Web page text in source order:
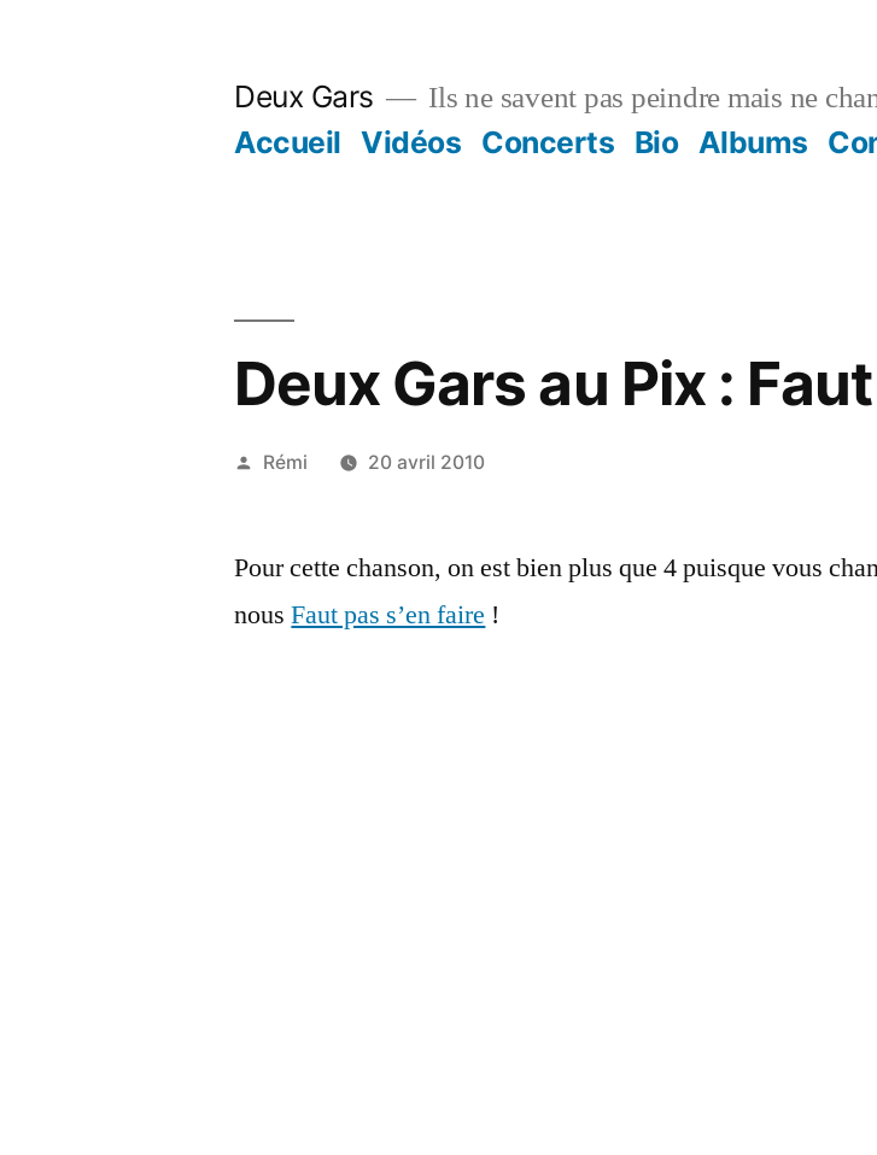
Deux Gars Ils ne savent pas peindre mais ne
Accueil Vidéos Concerts Bio Albums
Deux Gars au Pix :
Publié
Rémi 20 avril 2010
Pour cette chanson, on est bien plus que 4 puisque vous
nousFaut pas s’en faire !